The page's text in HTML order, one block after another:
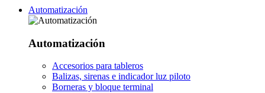
Automatización
Automatización
Accesorios para tableros
Balizas, sirenas e indicador luz piloto
Borneras y bloque terminal